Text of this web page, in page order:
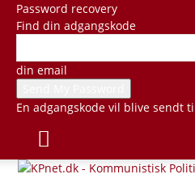
Password recovery
Find din adgangskode
din email
En adgangskode vil blive sendt